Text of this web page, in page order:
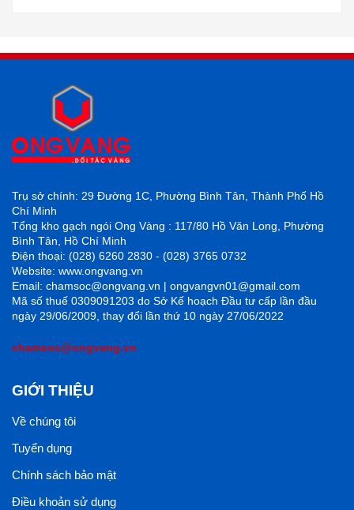
Trụ sở chính: 29 Đường 1C, Phường Bình Tân, Thành Phố Hồ
Chí Minh
Tổng kho gạch ngói Ong Vàng : 117/80 Hồ Văn Long, Phường
Bình Tân, Hồ Chí Minh
Điện thoại: (028) 6260 2830 - (028) 3765 0732
Website: www.ongvang.vn
Email: chamsoc@ongvang.vn | ongvangvn01@gmail.com
Mã số thuế 0309091203 do Sở Kế hoạch Đầu tư cấp lần đầu
ngày 29/06/2009, thay đổi lần thứ 10 ngày 27/06/2022
chamsoc@ongvang.vn
GIỚI THIỆU
Về chúng tôi
Tuyển dụng
Chính sách bảo mật
Điều khoản sử dụng